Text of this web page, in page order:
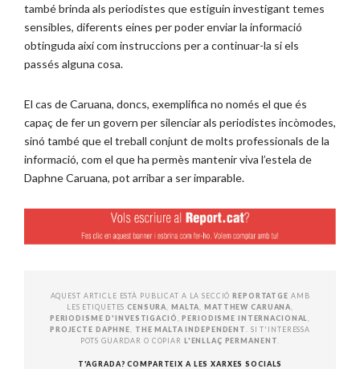
també brinda als periodistes que estiguin investigant temes
sensibles, diferents eines per poder enviar la informació
obtinguda així com instruccions per a continuar-la si els
passés alguna cosa.
El cas de Caruana, doncs, exemplifica no només el que és
capaç de fer un govern per silenciar als periodistes incòmodes,
sinó també que el treball conjunt de molts professionals de la
informació, com el que ha permès mantenir viva l’estela de
Daphne Caruana, pot arribar a ser imparable.
AQUEST ARTICLE ESTÀ PUBLICAT A LA SECCIÓREPORTATGE AMB
LES ETIQUETESCENSURA MALTA ,MATTHEW CARUANA
PERIODISME D'INVESTIGACIÓ
,PERIODISME INTERNACIONAL
PROJECTE DAPHNE
THE MALTA INDEPENDENT
. SI T'INTERESSA
POTS GUARDAR O COPIAR L'ENLLAÇ PERMANENT
T'AGRADA? COMPARTEIX A LES XARXES SOCIALS